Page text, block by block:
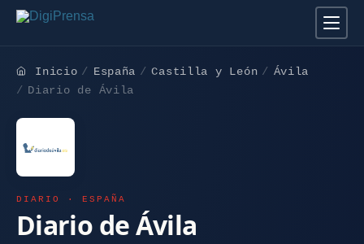
Inicio España Castilla y León
Ávila
Diario de Ávila
DIARIO · ESPAÑA
Diario de Ávila